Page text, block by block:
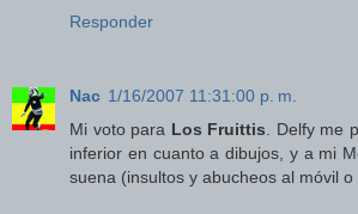
Responder
Nac 1/16/2007 11:31:00 p. m.
Mi voto para Los Fruittis. Delfy me
inferior en cuanto a dibujos, y a mi
suena (insultos y abucheos al móvil